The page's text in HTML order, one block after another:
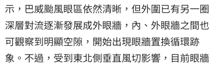
示，巴威颱風眼區依然清晰，但外圍已有另一圈
深層對流逐漸發展成外眼牆，內、外眼牆之間也
可觀察到明顯空隙，開始出現眼牆置換循環跡
象。不過，受到東北側垂直風切影響，目前眼牆